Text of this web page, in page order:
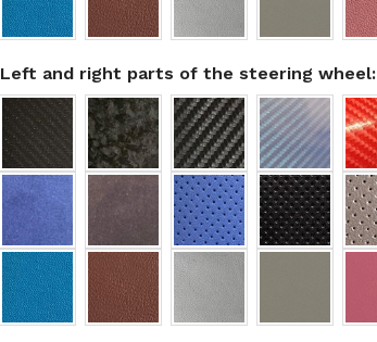
Left and right parts of the steering wheel: